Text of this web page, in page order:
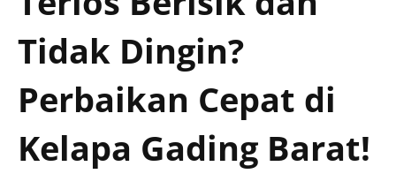
Tidak Dingin?
Perbaikan Cepat di
Kelapa Gading Barat!